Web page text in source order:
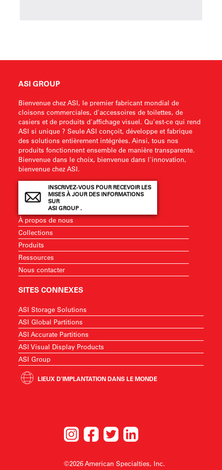
ASI GROUP
Bienvenue chez ASI, le premier fabricant mondial de
cloisons commerciales, d'accessoires de toilettes, de
casiers et de produits d'affichage visuel. Qu'est-ce qui rend
ASI si unique ? Seule ASI conçoit, développe et fabrique
des solutions entièrement intégrées. Ainsi, tous nos
produits fonctionnent ensemble de manière transparente.
Bienvenue dans le choix, bienvenue dans l'innovation,
bienvenue chez ASI.
INSCRIVEZ-VOUS POUR RECEVOIR LES
MISES À JOUR DES INFORMATIONS
SUR
ASI GROUP .
À propos de nous
Collections
Produits
Ressources
Nous contacter
SITES CONNEXES
ASI Storage Solutions
ASI Global Partitions
ASI Accurate Partitions
ASI Visual Display Products
ASI Group
LIEUX D'IMPLANTATION DANS LE MONDE
©2026 American Specialties, Inc.